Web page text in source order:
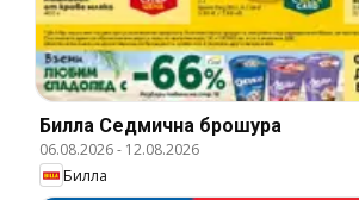
Билла Cедмична брошура
06.08.2026- 12.08.2026
Билла